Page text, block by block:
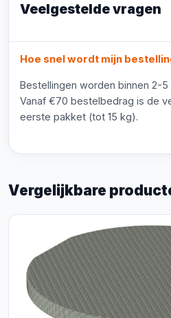
Veelgestelde vragen
Hoe snel wordt mijn
Bestellingen worden binnen 2-
Vanaf €70 bestelbedrag is de
eerste pakket (tot 15 kg).
Vergelijkbare